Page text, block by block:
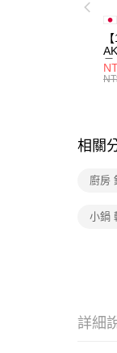
量
相關
廚房
小鍋
詳細